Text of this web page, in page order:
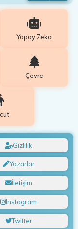
Yapay Zeka
Çevre
Gizlilik
Yazarlar
İletişim
Instagram
Twitter